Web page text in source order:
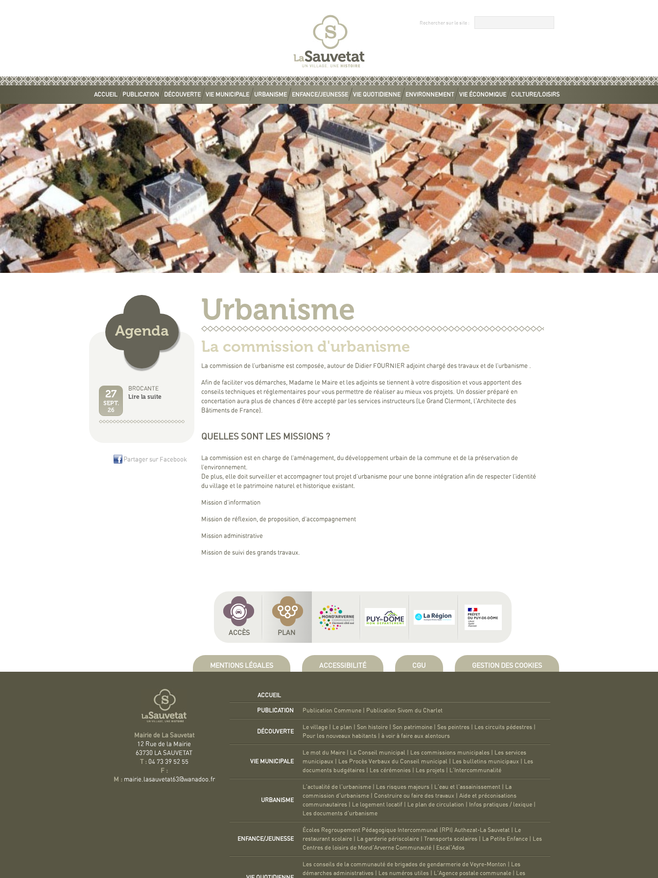
ACCUEIL PUBLICATION DÉCOUVERTE VIE MUNICIPALE URBANISME ENFANCE/JEUNESSE VIE QUOTIDIENNE ENVIRONNEMENT VIE ÉCONOMIQUE CULTURE/LOISIRS
Agenda
27
SEPT.
26
BROCANTE
Lire la suite
Partager sur Facebook
Urbanisme
La commission d'urbanisme
La commission de l’urbanisme est composée, autour de Didier FOURNIER adjoint chargé des travaux et de l’urbanisme .
Afin de faciliter vos démarches, Madame le Maire et les adjoints se tiennent à votre disposition et vous apportent des
conseils techniques et réglementaires pour vous permettre de réaliser au mieux vos projets. Un dossier préparé en
concertation aura plus de chances d’être accepté par les services instructeurs (Le Grand Clermont, l'Architecte des
Bâtiments de France).
QUELLES SONT LES MISSIONS ?
La commission est en charge de l’aménagement, du développement urbain de la commune et de la préservation de
l’environnement.
De plus, elle doit surveiller et accompagner tout projet d’urbanisme pour une bonne intégration afin de respecter l’identité
du village et le patrimoine naturel et historique existant.
Mission d’information
Mission de réflexion, de proposition, d’accompagnement
Mission administrative
Mission de suivi des grands travaux.
ACCÈS PLAN
MENTIONS LÉGALES ACCESSIBILITÉ CGU GESTION DES COOKIES
Mairie de La Sauvetat
12 Rue de la Mairie
63730 LA SAUVETAT
T : 04 73 39 52 55
F :
M : mairie.lasauvetat63@wanadoo.fr
ACCUEIL
PUBLICATION Publication Commune Publication Sivom du Charlet
DÉCOUVERTE
Le village Le plan Son histoire Son patrimoine Ses peintres Les circuits pédestres
Pour les nouveaux habitants
à voir à faire aux alentours
VIE MUNICIPALE
Le mot du Maire Le Conseil municipal Les commissions municipales
Les services
municipaux
Les Procès Verbaux du Conseil municipal Les bulletins municipaux
Les
documents budgétaires
Les cérémonies Les projets L'Intercommunalité
URBANISME
L'actualité de l'urbanisme Les risques majeurs L'eau et l'assainissement
La
commission d'urbanisme
Construire ou faire des travaux
Aide et préconisations
communautaires
Le logement locatif Le plan de circulation Infos pratiques / lexique
Les documents d'urbanisme
ENFANCE/JEUNESSE
Écoles Regroupement Pédagogique Intercommunal (RPI) Authezat-La Sauvetat
Le
restaurant scolaire
La garderie périscolaire Transports scolaires La Petite Enfance
Les
Centres de loisirs de Mond'Arverne Communauté
Escal'Ados
Les conseils de la communauté de brigades de gendarmerie de Veyre-Monton
Les
démarches administratives
Les numéros utiles L'Agence postale communale Les